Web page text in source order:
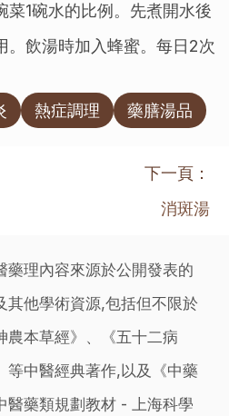
1碗水的比例。先煮開水後
。飲湯時加入蜂蜜。每日2次
熱症調理 藥膳湯品
下一頁：
消斑湯
藥理內容來源於公開發表的
其他學術資源,包括但不限於
農本草經》、《五十二病
等中醫經典著作,以及《中藥
醫藥類規劃教材 - 上海科學